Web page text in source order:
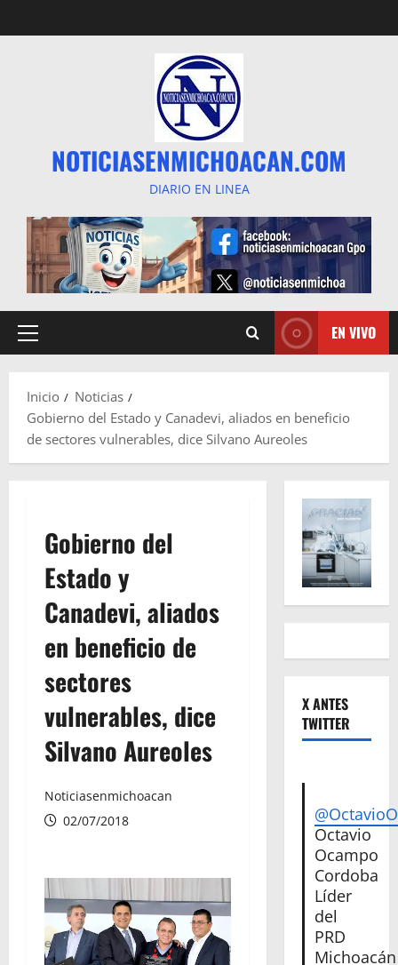
al
NOTICIASENMICHOACAN.COM
DIARIO EN LINEA
Menú
EN VIVO
Inicio
Noticias
Gobierno del Estado y Canadevi, aliados en beneficio
de sectores vulnerables, dice Silvano Aureoles
Gobierno del
Estado y
Canadevi, aliados
en beneficio de
sectores
vulnerables, dice
Silvano Aureoles
Noticiasenmichoacan
02/07/2018
X ANTES
TWITTER
Octavio
Ocampo
Cordoba
Líder
del
PRD
Michoacán